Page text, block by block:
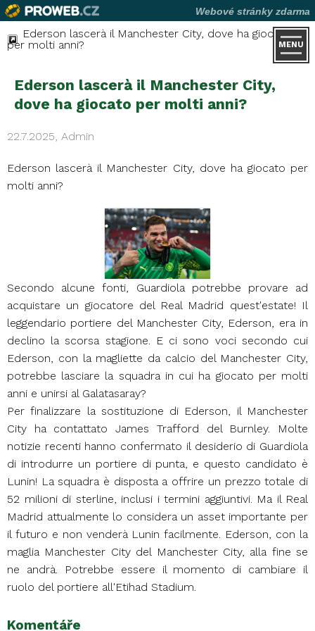
MENU
Ederson lascerà il Manchester City, dove ha giocato
per molti anni?
Ederson lascerà il Manchester City,
dove ha giocato per molti anni?
22.7.2025, Admin
Ederson lascerà il Manchester City, dove ha giocato per
molti anni?
Secondo alcune fonti, Guardiola potrebbe provare ad
acquistare un giocatore del Real Madrid quest'estate! Il
leggendario portiere del Manchester City, Ederson, era in
declino la scorsa stagione. E ci sono voci secondo cui
Ederson, con la magliette da calcio del Manchester City,
potrebbe lasciare la squadra in cui ha giocato per molti
anni e unirsi al Galatasaray?
Per finalizzare la sostituzione di Ederson, il Manchester
City ha contattato James Trafford del Burnley. Molte
notizie recenti hanno confermato il desiderio di Guardiola
di introdurre un portiere di punta, e questo candidato è
Lunin! La squadra è disposta a offrire un prezzo totale di
52 milioni di sterline, inclusi i termini aggiuntivi. Ma il Real
Madrid attualmente lo considera un asset importante per
il futuro e non venderà Lunin facilmente. Ederson, con la
maglia Manchester City del Manchester City, alla fine se
ne andrà. Potrebbe essere il momento di cambiare il
ruolo del portiere all'Etihad Stadium.
Komentáře
Webové stránky zdarma